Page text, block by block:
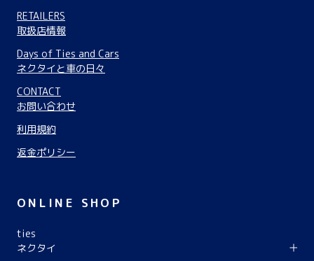
RETAILERS
取扱店情報
Days of Ties and Cars
ネクタイと車の日々
CONTACT
お問い合わせ
利用規約
返金ポリシー
ONLINE SHOP
ties
ネクタイ